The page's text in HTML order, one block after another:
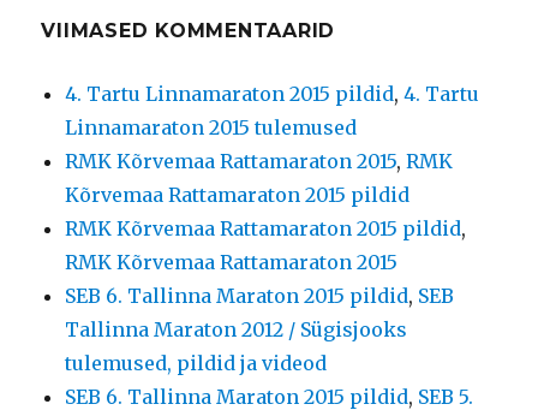
VIIMASED KOMMENTAARID
4. Tartu Linnamaraton 2015 pildid,4. Tartu
Linnamaraton 2015 tulemused
RMK Kõrvemaa Rattamaraton 2015,RMK
Kõrvemaa Rattamaraton 2015 pildid
RMK Kõrvemaa Rattamaraton 2015 pildid,
RMK Kõrvemaa Rattamaraton 2015
SEB 6. Tallinna Maraton 2015 pildid, SEB
Tallinna Maraton 2012 / Sügisjooks
tulemused, pildid ja videod
SEB 6. Tallinna Maraton 2015 pildid, SEB 5.